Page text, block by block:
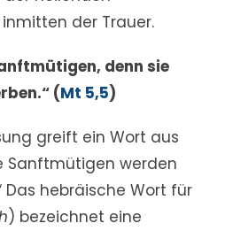
der Trauer.
denn sie
(Mt 5,5)
greift ein Wort aus
Sanftmütigen werden
Das hebräische Wort für
) bezeichnet eine